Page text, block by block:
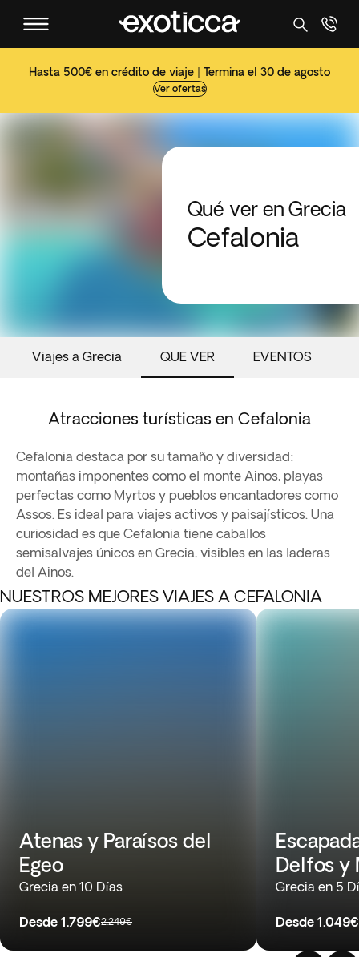
Hasta 500€ en crédito de viaje | Termina el 30 de agosto
Ver ofertas
Qué ver en Grecia
Cefalonia
Viajes a Grecia QUE VER EVENTOS
Atracciones turísticas en Cefalonia
Cefalonia destaca por su tamaño y diversidad:
montañas imponentes como el monte Ainos, playas
perfectas como Myrtos y pueblos encantadores como
Assos. Es ideal para viajes activos y paisajísticos. Una
curiosidad es que Cefalonia tiene caballos
semisalvajes únicos en Grecia, visibles en las laderas
del Ainos.
NUESTROS MEJORES VIAJES A CEFALONIA
Atenas y Paraísos del
Egeo
Grecia en 10 Días
Desde 1.799€2.249€
Delfos y
Grecia en 5
Desde 1.049€